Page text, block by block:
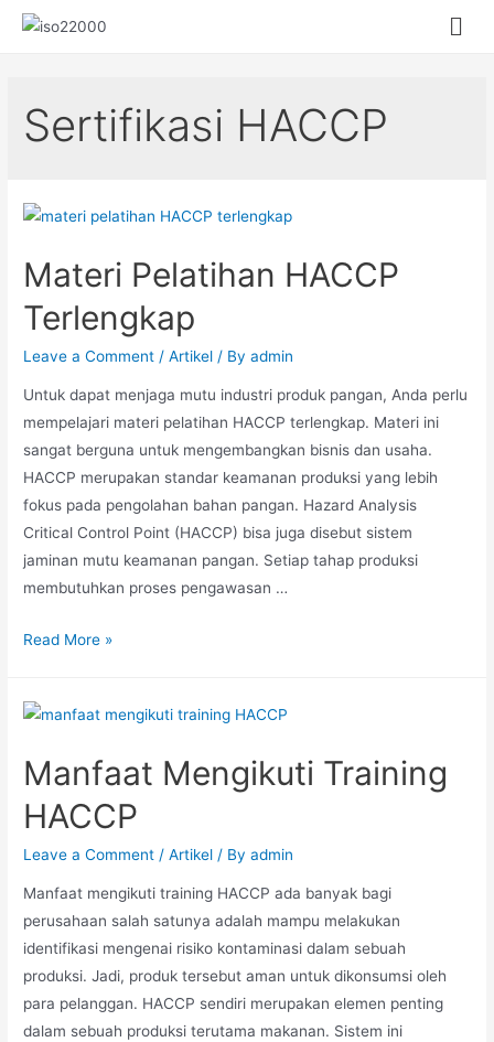
Sertifikasi HACCP
Materi Pelatihan HACCP
Terlengkap
Leave a Comment /Artikel / Byadmin
Untuk dapat menjaga mutu industri produk pangan, Anda perlu
mempelajari materi pelatihan HACCP terlengkap. Materi ini
sangat berguna untuk mengembangkan bisnis dan usaha.
HACCP merupakan standar keamanan produksi yang lebih
fokus pada pengolahan bahan pangan. Hazard Analysis
Critical Control Point (HACCP) bisa juga disebut sistem
jaminan mutu keamanan pangan. Setiap tahap produksi
membutuhkan proses pengawasan …
Read More »
Manfaat Mengikuti Training
HACCP
Leave a Comment /Artikel / Byadmin
Manfaat mengikuti training HACCP ada banyak bagi
perusahaan salah satunya adalah mampu melakukan
identifikasi mengenai risiko kontaminasi dalam sebuah
produksi. Jadi, produk tersebut aman untuk dikonsumsi oleh
para pelanggan. HACCP sendiri merupakan elemen penting
dalam sebuah produksi terutama makanan. Sistem ini